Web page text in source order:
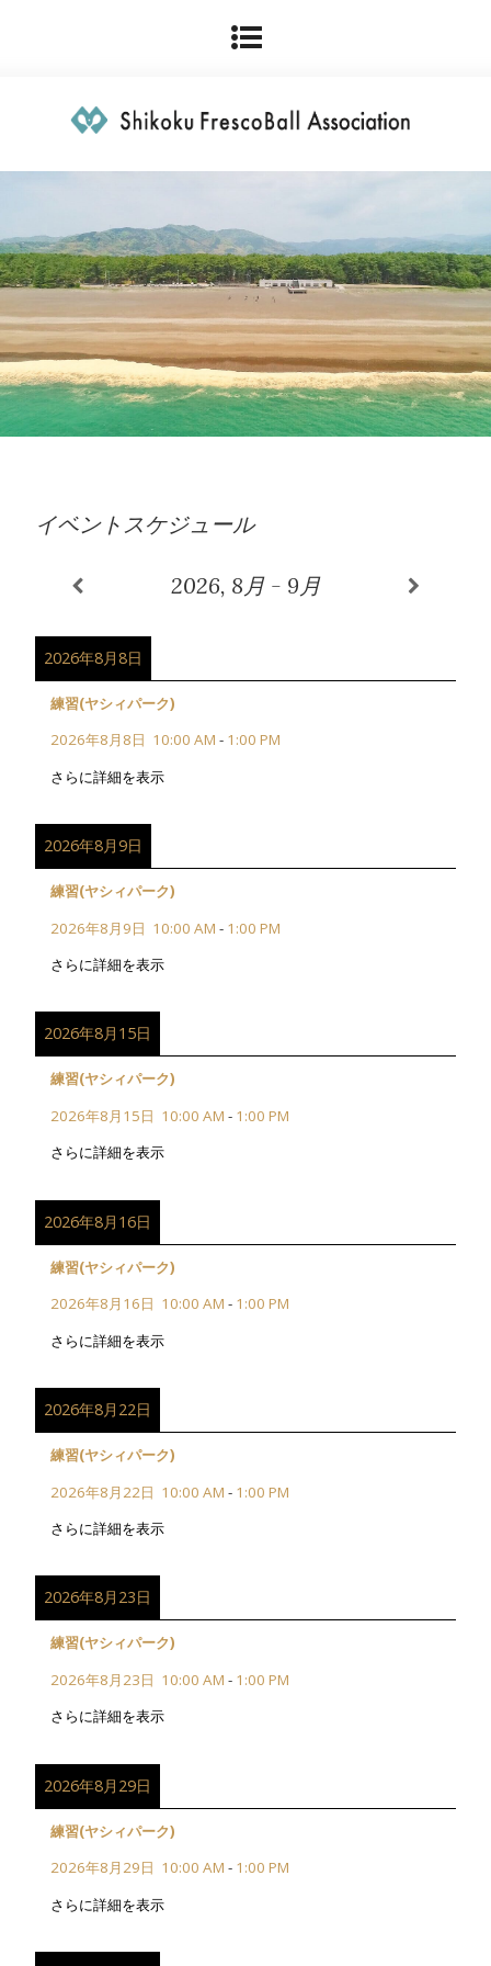
イベントスケジュール
2026, 8月 - 9月
2026年8月8日
練習(ヤシィパーク)
2026年8月8日 10:00 AM - 1:00 PM
さらに詳細を表示
2026年8月9日
練習(ヤシィパーク)
2026年8月9日 10:00 AM - 1:00 PM
さらに詳細を表示
2026年8月15日
練習(ヤシィパーク)
2026年8月15日 10:00 AM - 1:00 PM
さらに詳細を表示
2026年8月16日
練習(ヤシィパーク)
2026年8月16日 10:00 AM - 1:00 PM
さらに詳細を表示
2026年8月22日
練習(ヤシィパーク)
2026年8月22日 10:00 AM - 1:00 PM
さらに詳細を表示
2026年8月23日
練習(ヤシィパーク)
2026年8月23日 10:00 AM - 1:00 PM
さらに詳細を表示
2026年8月29日
練習(ヤシィパーク)
2026年8月29日 10:00 AM - 1:00 PM
さらに詳細を表示